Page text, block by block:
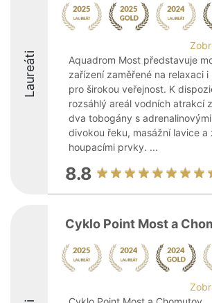
Laureáti
Aquadrom Most představuje
zařízení zaměřené na relaxaci i
pro širokou veřejnost. K
rozsáhlý areál vodních atrakcí
dva tobogány s
divokou řeku, masážní lavice a
houpacími prvky. ...
8.8
Cyklo Point Most a